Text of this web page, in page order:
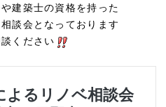
建築士の資格を持った
談会となっております
ください